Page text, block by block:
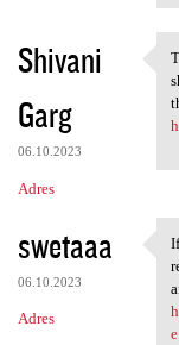
r
e
Shivani
Garg
06.10.2023
Adres
swetaaa
06.10.2023
Adres
If
e